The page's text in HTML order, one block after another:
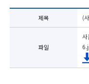
제목 (
파일
사